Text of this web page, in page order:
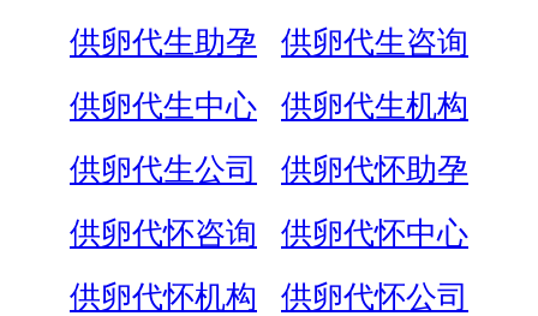
供卵代生助孕
供卵代生咨询
供卵代生中心
供卵代生机构
供卵代生公司
供卵代怀助孕
供卵代怀咨询
供卵代怀中心
供卵代怀机构
供卵代怀公司